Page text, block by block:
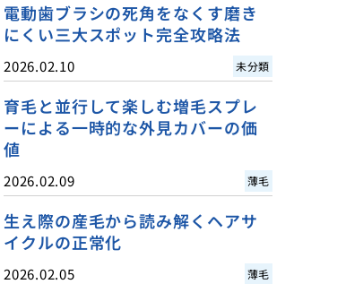
電動歯ブラシの死角をなくす磨き
にくい三大スポット完全攻略法
2026.02.10 未分類
育毛と並行して楽しむ増毛スプレ
ーによる一時的な外見カバーの価
値
2026.02.09 薄毛
生え際の産毛から読み解くヘアサ
イクルの正常化
2026.02.05 薄毛